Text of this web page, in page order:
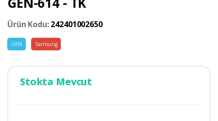
Ürün Kodu:242401002650
GEN Samsung
Stokta Mevcut